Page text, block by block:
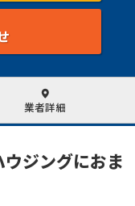
業者詳細
ジングにおま